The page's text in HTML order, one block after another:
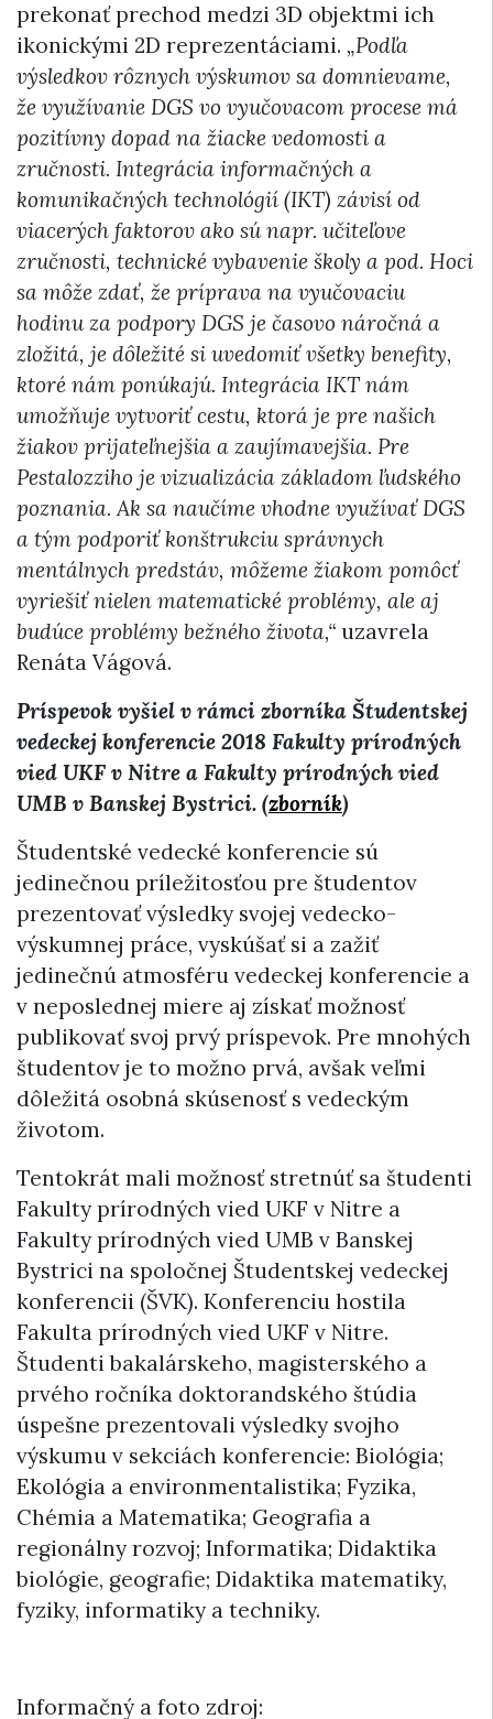
prekonať prechod medzi 3D objektmi ich
ikonickými 2D reprezentáciami. „Podľa
výsledkov rôznych výskumov sa domnievame,
že využívanie DGS vo vyučovacom procese má
pozitívny dopad na žiacke vedomosti a
zručnosti. Integrácia informačných a
komunikačných technológií (IKT) závisí od
viacerých faktorov ako sú napr. učiteľove
zručnosti, technické vybavenie školy a pod. Hoci
sa môže zdať, že príprava na vyučovaciu
hodinu za podpory DGS je časovo náročná a
zložitá, je dôležité si uvedomiť všetky benefity,
ktoré nám ponúkajú. Integrácia IKT nám
umožňuje vytvoriť cestu, ktorá je pre našich
žiakov prijateľnejšia a zaujímavejšia. Pre
Pestalozziho je vizualizácia základom ľudského
poznania. Ak sa naučíme vhodne využívať DGS
a tým podporiť konštrukciu správnych
mentálnych predstáv, môžeme žiakom pomôcť
vyriešiť nielen matematické problémy, ale aj
budúce problémy bežného života,“ uzavrela
Renáta Vágová.
Príspevok vyšiel v rámci zborníka Študentskej
vedeckej konferencie 2018 Fakulty prírodných
vied UKF v Nitre a Fakulty prírodných vied
UMB v Banskej Bystrici. (zborník)
Študentské vedecké konferencie sú
jedinečnou príležitosťou pre študentov
prezentovať výsledky svojej vedecko-
výskumnej práce, vyskúšať si a zažiť
jedinečnú atmosféru vedeckej konferencie a
v neposlednej miere aj získať možnosť
publikovať svoj prvý príspevok. Pre mnohých
študentov je to možno prvá, avšak veľmi
dôležitá osobná skúsenosť s vedeckým
životom.
Tentokrát mali možnosť stretnúť sa študenti
Fakulty prírodných vied UKF v Nitre a
Fakulty prírodných vied UMB v Banskej
Bystrici na spoločnej Študentskej vedeckej
konferencii (ŠVK). Konferenciu hostila
Fakulta prírodných vied UKF v Nitre.
Študenti bakalárskeho, magisterského a
prvého ročníka doktorandského štúdia
úspešne prezentovali výsledky svojho
výskumu v sekciách konferencie: Biológia;
Ekológia a environmentalistika; Fyzika,
Chémia a Matematika; Geografia a
regionálny rozvoj; Informatika; Didaktika
biológie, geografie; Didaktika matematiky,
fyziky, informatiky a techniky.
Informačný a foto zdroj: